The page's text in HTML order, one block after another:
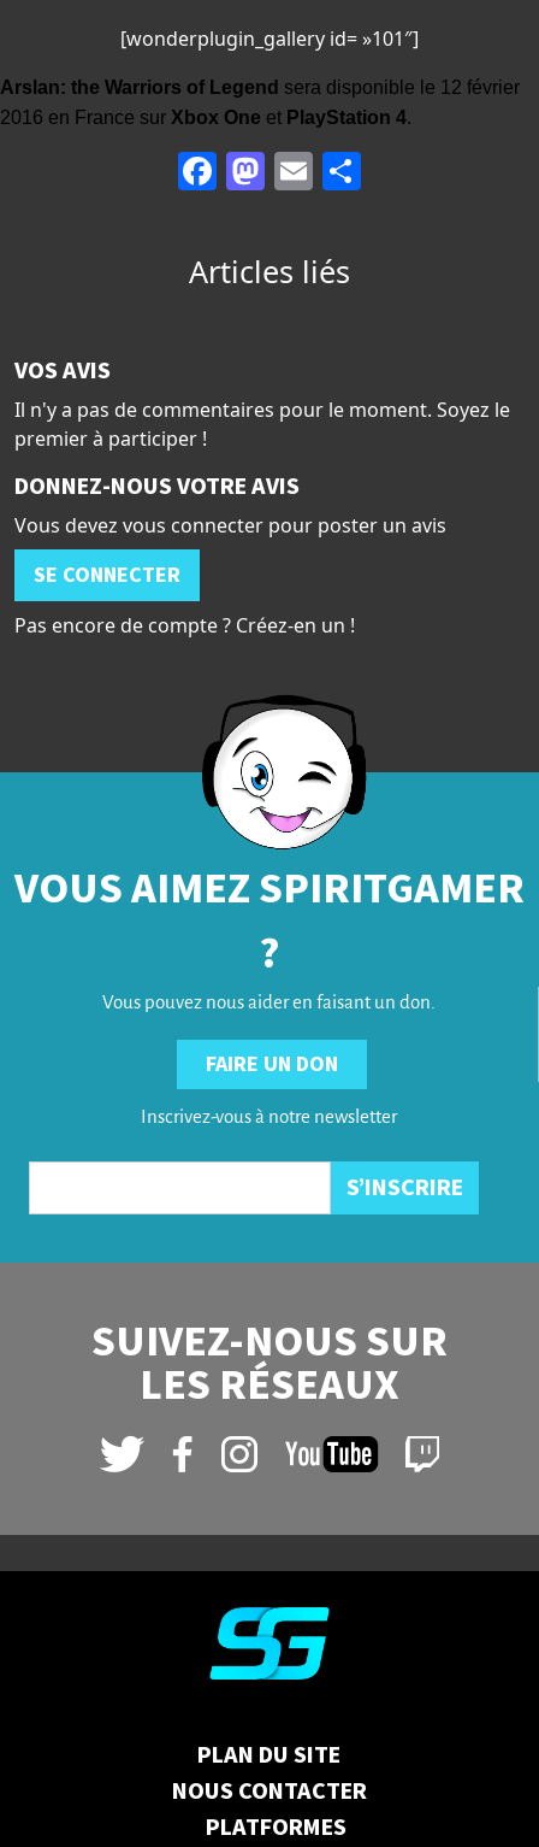
[wonderplugin_gallery id= »101″]
Arslan: the Warriors of Legend sera disponible le 12 février
2016 en France sur Xbox One et PlayStation 4.
Facebook
Mastodon
Email
Articles liés
VOS AVIS
Il n'y a pas de commentaires pour le moment. Soyez le
premier à participer !
DONNEZ-NOUS VOTRE AVIS
Vous devez vous connecter pour poster un avis
SE CONNECTER
Pas encore de compte ? Créez-en un !
VOUS AIMEZ SPIRITGAMER
?
Vous pouvez nous aider en faisant un don.
FAIRE UN DON
Inscrivez-vous à notre newsletter
SUIVEZ-NOUS SUR
LES RÉSEAUX
PLAN DU SITE
NOUS CONTACTER
PLATFORMES